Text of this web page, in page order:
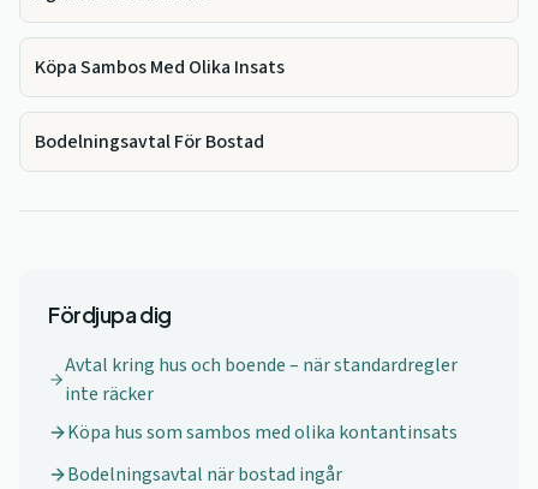
Köpa Sambos Med Olika Insats
Bodelningsavtal För Bostad
Fördjupa dig
Avtal kring hus och boende – när standardregler
inte räcker
Köpa hus som sambos med olika kontantinsats
Bodelningsavtal när bostad ingår